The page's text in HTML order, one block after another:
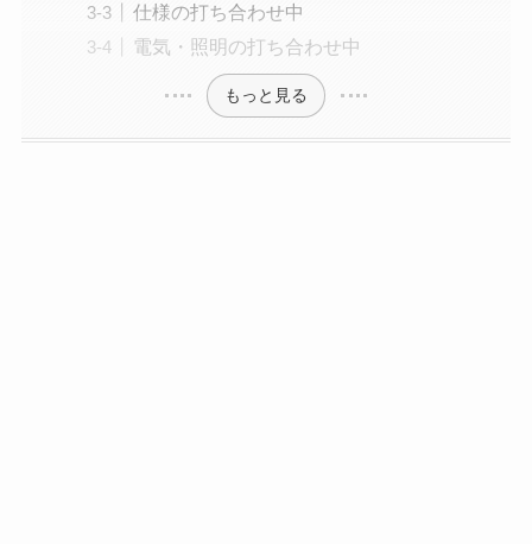
仕様の打ち合わせ中
電気・照明の打ち合わせ中
もっと見る